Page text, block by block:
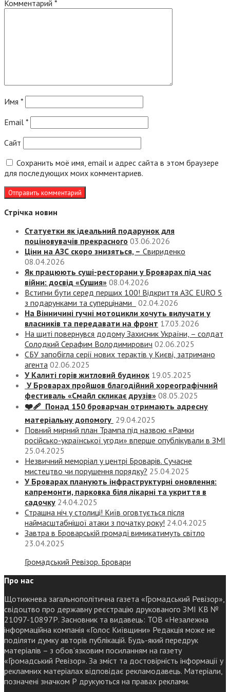
Комментарий *
Имя *
Email *
Сайт
Сохранить моё имя, email и адрес сайта в этом браузере
для последующих моих комментариев.
Стрічка новин
Статуетки як ідеальний подарунок для
поціновувачів прекрасного 03.06.2026
Ціни на АЗС скоро знизяться, – Свириденко
08.04.2026
Як працюють суші-ресторани у Броварах під час
війни: досвід «Сушия» 08.04.2026
Встигни бути серед перших 100! Відкриття АЗС EURO 5
з подарунками та суперцінами
02.04.2026
На Вінничині гучні мотоцикли хочуть вилучати у
власників та передавати на фронт 17.03.2026
На щиті повернувся додому Захисник України, – солдат
Солодкий Серафим Володимирович 02.06.2025
СБУ запобігла серії нових терактів у Києві, затримано
агента 02.06.2025
У Калиті горів житловий будинок 19.05.2025
У Броварах пройшов благодійний хореографічний
фестиваль «Смайл скликає друзів» 08.05.2025
❤️‍🩹 Понад 150 броварчан отримають адресну
матеріальну допомогу 29.04.2025
Повний мирний план Трампа під назвою «‎Рамки
російсько-української угоди» вперше опублікували в ЗМІ
25.04.2025
Незвичний меморіал у центрі Броварів. Сучасне
мистецтво чи порушення порядку? 25.04.2025
У Броварах планують інфраструктурні оновлення:
капремонти, парковка біля лікарні та укриття в
садочку 24.04.2025
Страшна ніч у столиці! Київ оговтується після
наймасштабнішої атаки з початку року! 24.04.2025
Завтра в Броварській громаді вимикатимуть світло
23.04.2025
Громадський Ревізор. Бровари
Про нас
Щотижнева загальнополітична газета «Громадський Ревізор»,
свідоцтво про державну реєстрацію друкованого ЗМІ КВ №
21097-10897Р. Засновник та видавець: ТОВ «Незалежна
інформаційна компанія «Голос Київщини» Редакція може не
поділяти думку авторів публікацій. Будь-який передрук
матеріалів – з обов’язковим посиланням на газету
«Громадський Ревізор». За зміст та достовірність інформації у
рекламних матеріалах відповідає рекламодавець. Матеріали,
позначені значком Р друкуються на правах реклами.